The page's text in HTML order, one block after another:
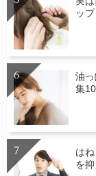
ッ
油
集
は
を